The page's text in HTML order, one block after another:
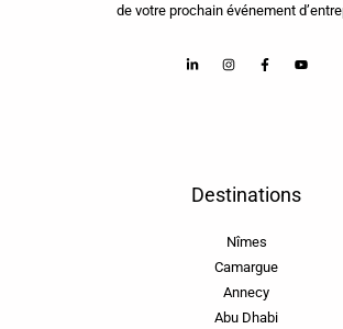
de votre prochain événement
Destinations
Nîmes
Camargue
Annecy
Abu Dhabi